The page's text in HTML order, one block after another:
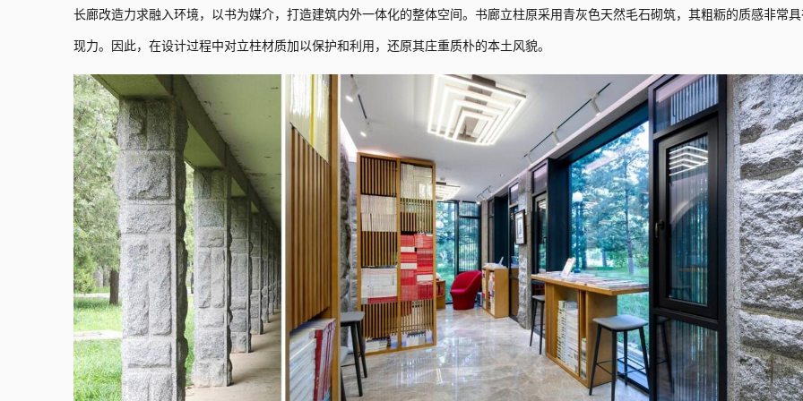
长廊改造力求融入环境，以书为媒介，打造建筑内外一体化的整体空间。书廊立柱原采用青灰色天然毛石砌筑，其粗粝的质感非常
现力。因此，在设计过程中对立柱材质加以保护和利用，还原其庄重质朴的本土风貌。